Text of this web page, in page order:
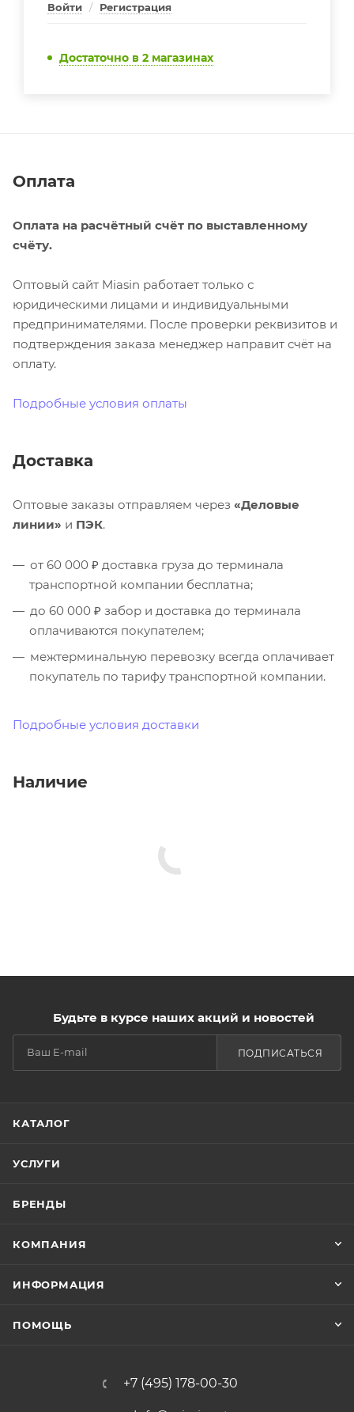
Войти / Регистрация
Достаточно в 2 магазинах
Оплата
Оплата на расчётный счёт по выставленному
счёту.
Оптовый сайт Miasin работает только с
юридическими лицами и индивидуальными
предпринимателями. После проверки реквизитов и
подтверждения заказа менеджер направит счёт на
оплату.
Подробные условия оплаты
Доставка
Оптовые заказы отправляем через «Деловые
линии» и ПЭК.
от 60 000 ₽ доставка груза до терминала
транспортной компании бесплатна;
до 60 000 ₽ забор и доставка до терминала
оплачиваются покупателем;
межтерминальную перевозку всегда оплачивает
покупатель по тарифу транспортной компании.
Подробные условия доставки
Наличие
Будьте в курсе наших акций и новостей
ПОДПИСАТЬСЯ
КАТАЛОГ
УСЛУГИ
БРЕНДЫ
КОМПАНИЯ
ИНФОРМАЦИЯ
ПОМОЩЬ
+7 (495) 178-00-30